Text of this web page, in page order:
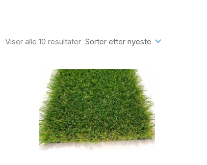
Viser alle 10 resultater